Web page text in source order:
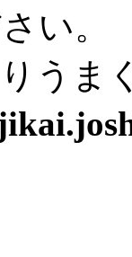
い。
うま